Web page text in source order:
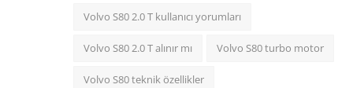
Volvo S80 2.0 T kullanıcı yorumları
Volvo S80 2.0 T alınır mı Volvo S80 turbo motor
Volvo S80 teknik özellikler